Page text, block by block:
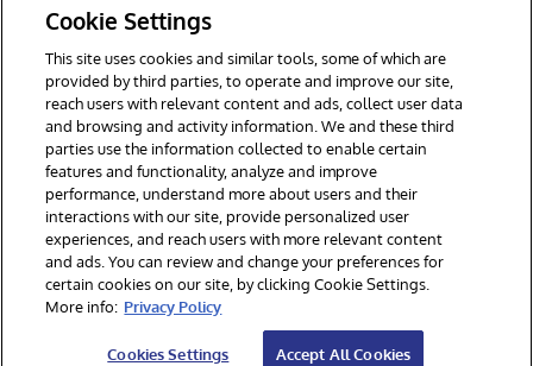
1996-2026 InterSystems Corporation, Boston, MA. Todos los
derechos reservados.
Avisos/Términos y condiciones
Declaración de privacidad
Garantía de devolución
Accesibilidad
Cookie Settings
This site uses cookies and similar tools, some of which are
provided by third parties, to operate and improve our site,
reach users with relevant content and ads, collect user data
and browsing and activity information. We and these third
parties use the information collected to enable certain
features and functionality, analyze and improve
performance, understand more about users and their
interactions with our site, provide personalized user
experiences, and reach users with more relevant content
and ads. You can review and change your preferences for
certain cookies on our site, by clicking Cookie Settings.
More info: Privacy Policy
Cookies Settings Accept All Cookies